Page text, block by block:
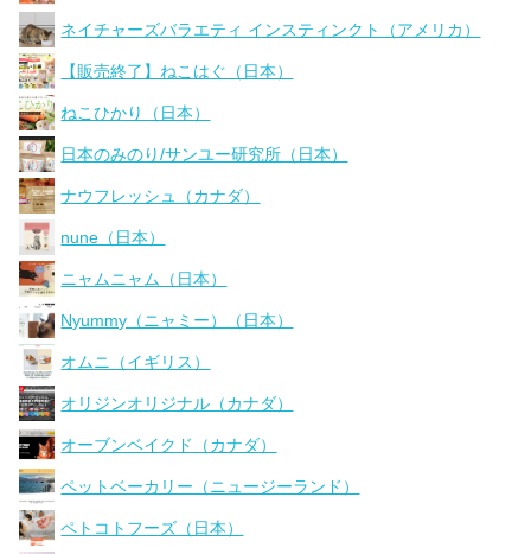
ネイチャーズバラエティ インスティンクト（アメリカ）
【販売終了】ねこはぐ（日本）
ねこひかり（日本）
日本のみのり/サンユー研究所（日本）
ナウフレッシュ（カナダ）
nune（日本）
ニャムニャム（日本）
Nyummy（ニャミー）（日本）
オムニ（イギリス）
オリジンオリジナル（カナダ）
オーブンベイクド（カナダ）
ペットベーカリー（ニュージーランド）
ペトコトフーズ（日本）